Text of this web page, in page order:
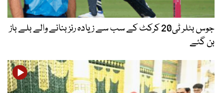
جوس بٹلر ٹی20 کرکٹ کے سب سے زیادہ رنز بنانے والے بلے باز
بن گئے